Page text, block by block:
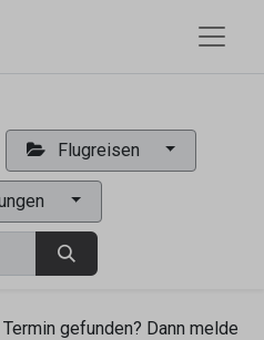
Flugreisen
gefunden? Dann melde